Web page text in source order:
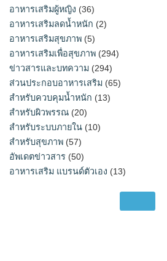
อาหารเสริมผู้หญิง (36)
อาหารเสริมลดน้ำหนัก (2)
อาหารเสริมสุขภาพ (5)
อาหารเสริมเพื่อสุขภาพ (294)
ข่าวสารและบทความ (294)
ส่วนประกอบอาหารเสริม (65)
สำหรับควบคุมน้ำหนัก (13)
สำหรับผิวพรรณ (20)
สำหรับระบบภายใน (10)
สำหรับสุขภาพ (57)
อัพเดตข่าวสาร (50)
อาหารเสริม แบรนด์ตัวเอง (13)